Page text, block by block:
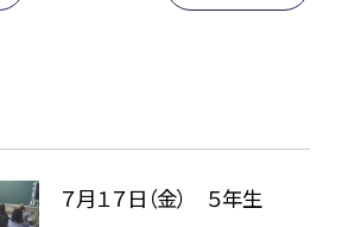
７月１７日（金） ５年生